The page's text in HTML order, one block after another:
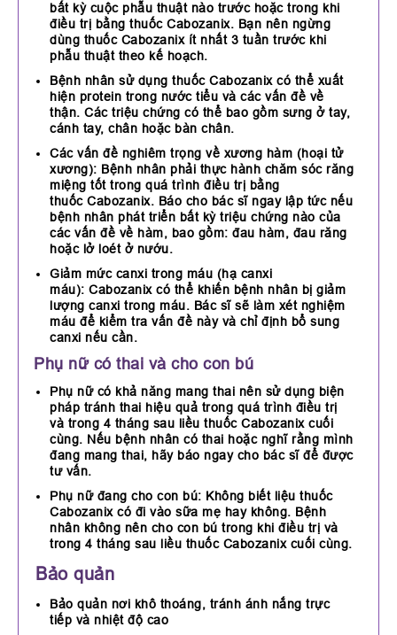
bất kỳ cuộc phẫu thuật nào trước hoặc trong khi
điều trị bằng thuốc Cabozanix. Bạn nên ngừng
dùng thuốc Cabozanix ít nhất 3 tuần trước khi
phẫu thuật theo kế hoạch.
Bệnh nhân sử dụng thuốc Cabozanix có thể xuất
hiện protein trong nước tiểu và các vấn đề về
thận. Các triệu chứng có thể bao gồm sưng ở tay,
cánh tay, chân hoặc bàn chân.
Các vấn đề nghiêm trọng về xương hàm (hoại tử
xương): Bệnh nhân phải thực hành chăm sóc răng
miệng tốt trong quá trình điều trị bằng
thuốc Cabozanix. Báo cho bác sĩ ngay lập tức nếu
bệnh nhân phát triển bất kỳ triệu chứng nào của
các vấn đề về hàm, bao gồm: đau hàm, đau răng
hoặc lở loét ở nướu.
Giảm mức canxi trong máu (hạ canxi
máu): Cabozanix có thể khiến bệnh nhân bị giảm
lượng canxi trong máu. Bác sĩ sẽ làm xét nghiệm
máu để kiểm tra vấn đề này và chỉ định bổ sung
canxi nếu cần.
Phụ nữ có thai và cho con bú
Phụ nữ có khả năng mang thai nên sử dụng biện
pháp tránh thai hiệu quả trong quá trình điều trị
và trong 4 tháng sau liều thuốc Cabozanix cuối
cùng. Nếu bệnh nhân có thai hoặc nghĩ rằng mình
đang mang thai, hãy báo ngay cho bác sĩ để được
tư vấn.
Phụ nữ đang cho con bú: Không biết liệu thuốc
Cabozanix có đi vào sữa mẹ hay không. Bệnh
nhân không nên cho con bú trong khi điều trị và
trong 4 tháng sau liều thuốc Cabozanix cuối cùng.
Bảo quản
Bảo quản nơi khô thoáng, tránh ánh nắng trực
tiếp và nhiệt độ cao